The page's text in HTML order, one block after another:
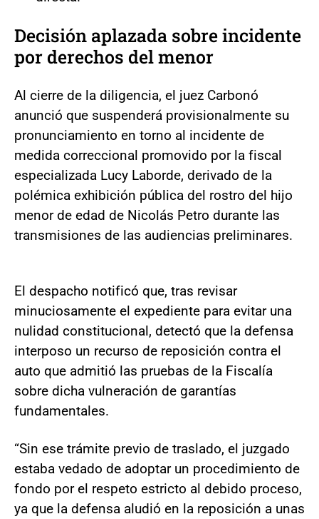
Decisión aplazada sobre incidente
por derechos del menor
Al cierre de la diligencia, el juez Carbonó
anunció que suspenderá provisionalmente su
pronunciamiento en torno al incidente de
medida correccional promovido por la fiscal
especializada Lucy Laborde, derivado de la
polémica exhibición pública del rostro del hijo
menor de edad de Nicolás Petro durante las
transmisiones de las audiencias preliminares.
El despacho notificó que, tras revisar
minuciosamente el expediente para evitar una
nulidad constitucional, detectó que la defensa
interposo un recurso de reposición contra el
auto que admitió las pruebas de la Fiscalía
sobre dicha vulneración de garantías
fundamentales.
“Sin ese trámite previo de traslado, el juzgado
estaba vedado de adoptar un procedimiento de
fondo por el respeto estricto al debido proceso,
ya que la defensa aludió en la reposición a unas